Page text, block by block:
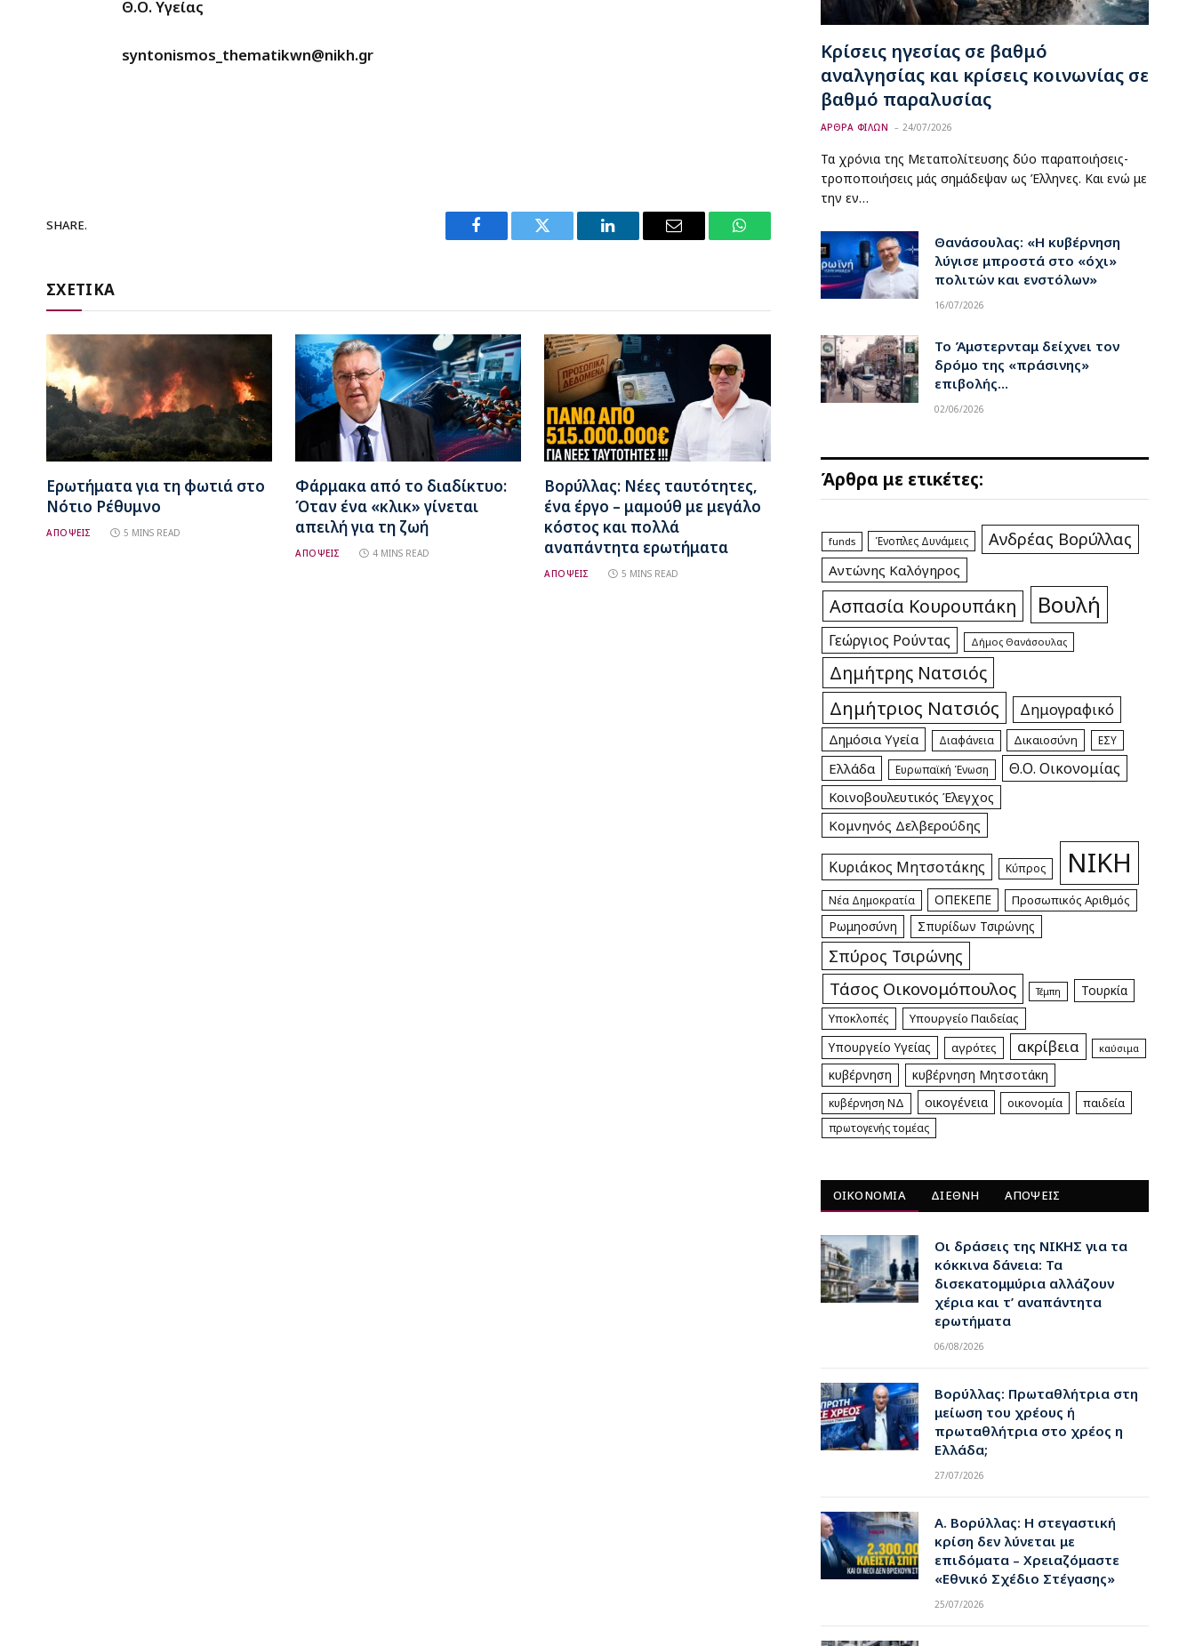
Θ.Ο. Υγείας
syntonismos_thematikwn@nikh.gr
SHARE.
Facebook Twitter LinkedIn Email WhatsApp
ΣΧΕΤΙΚΑ
Ερωτήματα για τη φωτιά στο
Νότιο Ρέθυμνο
ΑΠΟΨΕΙΣ 5 MINS READ
Φάρμακα από το διαδίκτυο:
Όταν ένα «κλικ» γίνεται
απειλή για τη ζωή
ΑΠΟΨΕΙΣ 4 MINS READ
Βορύλλας: Νέες ταυτότητες,
ένα έργο – μαμούθ με μεγάλο
κόστος και πολλά
αναπάντητα ερωτήματα
ΑΠΟΨΕΙΣ 5 MINS READ
Κρίσεις ηγεσίας σε βαθμό
αναλγησίας και κρίσεις κοινωνίας σε
βαθμό παραλυσίας
ΑΡΘΡΑ ΦΙΛΩΝ 24/07/2026
Τα χρόνια της Μεταπολίτευσης δύο παραποιήσεις-
τροποποιήσεις μάς σημάδεψαν ως Έλληνες. Και ενώ με
την εν…
Θανάσουλας: «Η κυβέρνηση
λύγισε μπροστά στο «όχι»
πολιτών και ενστόλων»
16/07/2026
Το Άμστερνταμ δείχνει τον
δρόμο της «πράσινης»
επιβολής…
02/06/2026
Άρθρα με ετικέτες:
funds Ένοπλες Δυνάμεις Ανδρέας Βορύλλας
Αντώνης Καλόγηρος
Ασπασία Κουρουπάκη Βουλή
Γεώργιος Ρούντας Δήμος Θανάσουλας
Δημήτρης Νατσιός
Δημήτριος Νατσιός Δημογραφικό
Δημόσια Υγεία Διαφάνεια Δικαιοσύνη ΕΣΥ
Ελλάδα Ευρωπαϊκή Ένωση Θ.Ο. Οικονομίας
Κοινοβουλευτικός Έλεγχος
Κομνηνός Δελβερούδης
Κυριάκος Μητσοτάκης Κύπρος ΝΙΚΗ
Νέα Δημοκρατία ΟΠΕΚΕΠΕ Προσωπικός Αριθμός
Ρωμηοσύνη Σπυρίδων Τσιρώνης
Σπύρος Τσιρώνης
Τάσος Οικονομόπουλος Τέμπη Τουρκία
Υποκλοπές Υπουργείο Παιδείας
Υπουργείο Υγείας αγρότες ακρίβεια καύσιμα
κυβέρνηση κυβέρνηση Μητσοτάκη
κυβέρνηση ΝΔ οικογένεια οικονομία παιδεία
πρωτογενής τομέας
ΟΙΚΟΝΟΜΙΑ ΔΙΕΘΝΗ ΑΠΟΨΕΙΣ
Οι δράσεις της ΝΙΚΗΣ για τα
κόκκινα δάνεια: Τα
δισεκατομμύρια αλλάζουν
χέρια και τ’ αναπάντητα
ερωτήματα
06/08/2026
Βορύλλας: Πρωταθλήτρια στη
μείωση του χρέους ή
πρωταθλήτρια στο χρέος η
Ελλάδα;
27/07/2026
Α. Βορύλλας: Η στεγαστική
κρίση δεν λύνεται με
επιδόματα – Χρειαζόμαστε
«Εθνικό Σχέδιο Στέγασης»
25/07/2026